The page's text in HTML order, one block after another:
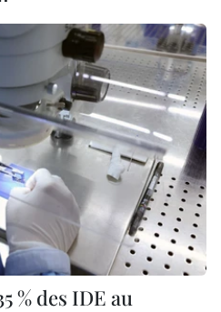
% des IDE au